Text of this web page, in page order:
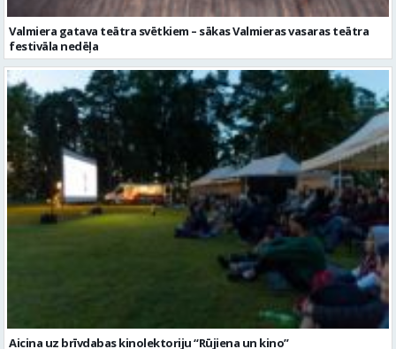
Aicina uz brīvdabas kinolektoriju “Rūjiena un kino”
Pi Ot Tr Ce Pi